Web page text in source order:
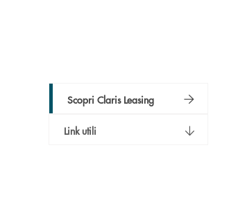
Scopri Claris Leasing
Link utili